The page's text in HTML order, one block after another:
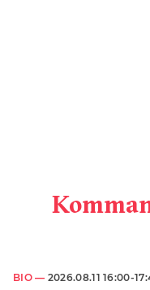
BIO — 2026.08.11 16:00-